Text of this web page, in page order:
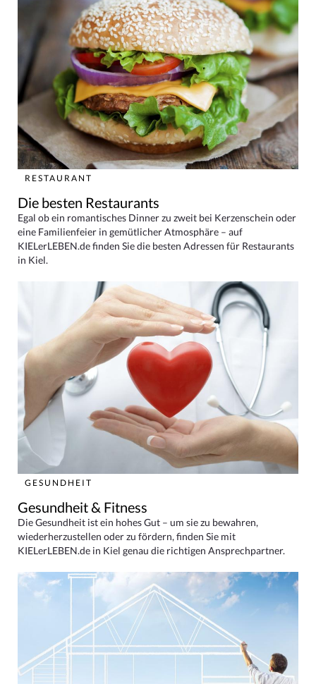
RESTAURANT
Die besten Restaurants
Egal ob ein romantisches Dinner zu zweit bei Kerzenschein oder
eine Familienfeier in gemütlicher Atmosphäre – auf
KIELerLEBEN.de finden Sie die besten Adressen für Restaurants
in Kiel.
GESUNDHEIT
Gesundheit & Fitness
Die Gesundheit ist ein hohes Gut – um sie zu bewahren,
wiederherzustellen oder zu fördern, finden Sie mit
KIELerLEBEN.de in Kiel genau die richtigen Ansprechpartner.